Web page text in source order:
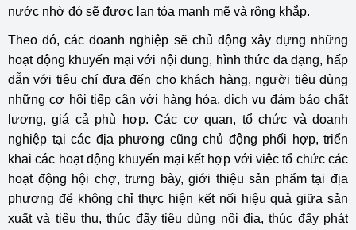
nước nhờ đó sẽ được lan tỏa mạnh mẽ và rộng khắp.
Theo đó, các doanh nghiệp sẽ chủ động xây dựng những
hoạt động khuyến mại với nội dung, hình thức đa dạng, hấp
dẫn với tiêu chí đưa đến cho khách hàng, người tiêu dùng
những cơ hội tiếp cận với hàng hóa, dịch vụ đảm bảo chất
lượng, giá cả phù hợp. Các cơ quan, tổ chức và doanh
nghiệp tại các địa phương cũng chủ động phối hợp, triển
khai các hoạt động khuyến mại kết hợp với việc tổ chức các
hoạt động hội chợ, trưng bày, giới thiệu sản phẩm tại địa
phương để không chỉ thực hiện kết nối hiệu quả giữa sản
xuất và tiêu thụ, thúc đẩy tiêu dùng nội địa, thúc đẩy phát